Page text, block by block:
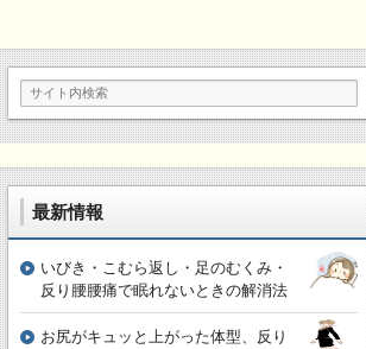
最新情報
いびき・こむら返し・足のむくみ・
反り腰腰痛で眠れないときの解消法
お尻がキュッと上がった体型、反り